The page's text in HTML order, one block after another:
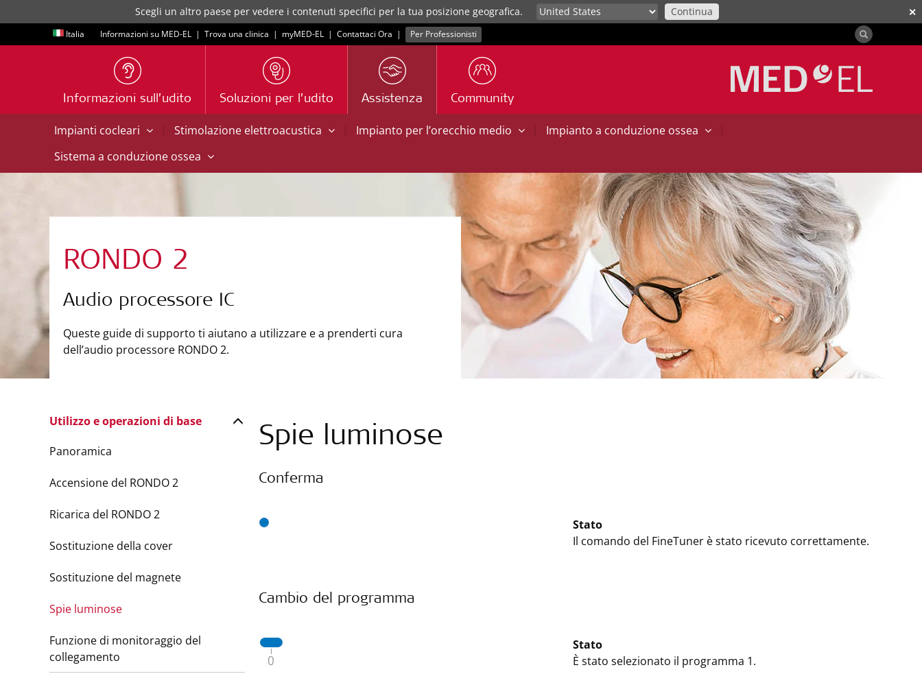
✕
Scegli un altro paese per vedere i contenuti specifici per la tua posizione geografica. Continua
Italia Informazioni su MED-EL | Trova una clinica | myMED‑EL | Contattaci Ora | Per Professionisti
Informazioni sull’udito Soluzioni per l’udito Assistenza Community
Impianti cocleari | Stimolazione elettroacustica | Impianto per l’orecchio medio | Impianto a conduzione ossea
|
Sistema a conduzione ossea
RONDO 2
Audio processore IC
Queste guide di supporto ti aiutano a utilizzare e a prenderti cura
dell’audio processore RONDO 2.
Spie luminose
Conferma
Stato
Il comando del FineTuner è stato ricevuto correttamente.
Cambio del programma
Stato
È stato selezionato il programma 1.
Utilizzo e operazioni di base
Panoramica
Accensione del RONDO 2
Ricarica del RONDO 2
Sostituzione della cover
Sostituzione del magnete
Spie luminose
Funzione di monitoraggio del
collegamento